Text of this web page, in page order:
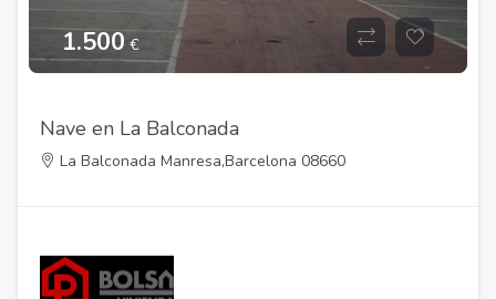
1.500 €
Nave en La Balconada
La Balconada Manresa,Barcelona 08660